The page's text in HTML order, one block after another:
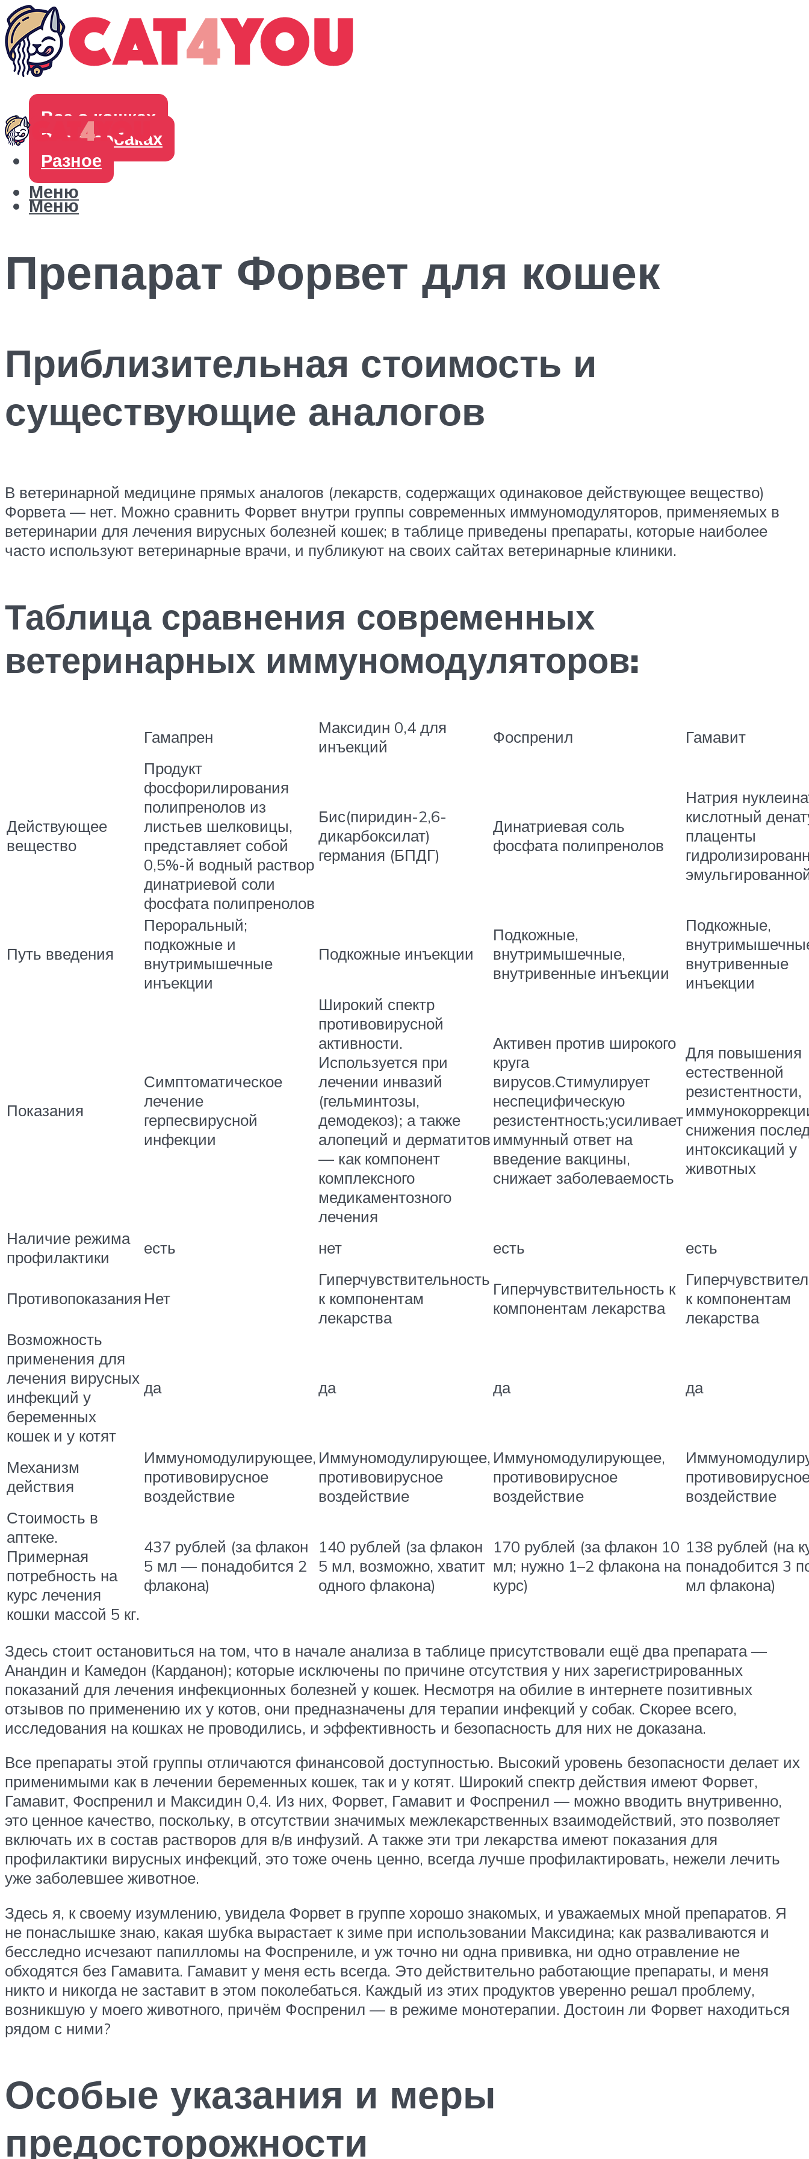
Все о кошках
Все о собаках
Разное
Меню
Меню
Препарат Форвет для кошек
Приблизительная стоимость и
существующие аналогов
В ветеринарной медицине прямых аналогов (лекарств, содержащих одинаковое действующее вещество)
Форвета — нет. Можно сравнить Форвет внутри группы современных иммуномодуляторов, применяемых в
ветеринарии для лечения вирусных болезней кошек; в таблице приведены препараты, которые наиболее
часто используют ветеринарные врачи, и публикуют на своих сайтах ветеринарные клиники.
Таблица сравнения современных
ветеринарных иммуномодуляторов:
Гамапрен
Максидин 0,4 для
инъекций
Фоспренил Гамавит
Действующее
вещество
Продукт
фосфорилирования
полипренолов из
листьев шелковицы,
представляет собой
0,5%-й водный раствор
динатриевой соли
фосфата полипренолов
Бис(пиридин-2,6-
дикарбоксилат)
германия (БПДГ)
Динатриевая соль
фосфата полипренолов
Натрия
кислотный
плаценты
Путь введения
Пероральный;
подкожные и
внутримышечные
инъекции
Подкожные инъекции
Подкожные,
внутримышечные,
внутривенные инъекции
Подкожные,
внутривенные
инъекции
Показания
Симптоматическое
лечение
герпесвирусной
инфекции
Широкий спектр
противовирусной
активности.
Используется при
лечении инвазий
(гельминтозы,
демодекоз); а также
алопеций и дерматитов
— как компонент
комплексного
медикаментозного
лечения
Активен против широкого
круга
вирусов.Стимулирует
неспецифическую
резистентность;усиливает
иммунный ответ на
введение вакцины,
снижает заболеваемость
Для повышения
естественной
резистентности,
снижения
интоксикаций у
животных
Наличие режима
профилактики
есть нет есть есть
Противопоказания Нет
Гиперчувствительность
к компонентам
лекарства
Гиперчувствительность к
компонентам лекарства
к компонентам
лекарства
Возможность
применения для
лечения вирусных
инфекций у
беременных
кошек и у котят
да да да да
Механизм
действия
Иммуномодулирующее,
противовирусное
воздействие
Иммуномодулирующее,
противовирусное
воздействие
Иммуномодулирующее,
противовирусное
воздействие
воздействие
Стоимость в
аптеке.
Примерная
потребность на
курс лечения
кошки массой 5 кг.
437 рублей (за флакон
5 мл — понадобится 2
флакона)
140 рублей (за флакон
5 мл, возможно, хватит
одного флакона)
170 рублей (за флакон 10
мл; нужно 1–2 флакона на
курс)
138 рублей (на
понадобится 3
мл флакона)
Здесь стоит остановиться на том, что в начале анализа в таблице присутствовали ещё два препарата —
Анандин и Камедон (Карданон); которые исключены по причине отсутствия у них зарегистрированных
показаний для лечения инфекционных болезней у кошек. Несмотря на обилие в интернете позитивных
отзывов по применению их у котов, они предназначены для терапии инфекций у собак. Скорее всего,
исследования на кошках не проводились, и эффективность и безопасность для них не доказана.
Все препараты этой группы отличаются финансовой доступностью. Высокий уровень безопасности делает их
применимыми как в лечении беременных кошек, так и у котят. Широкий спектр действия имеют Форвет,
Гамавит, Фоспренил и Максидин 0,4. Из них, Форвет, Гамавит и Фоспренил — можно вводить внутривенно,
это ценное качество, поскольку, в отсутствии значимых межлекарственных взаимодействий, это позволяет
включать их в состав растворов для в/в инфузий. А также эти три лекарства имеют показания для
профилактики вирусных инфекций, это тоже очень ценно, всегда лучше профилактировать, нежели лечить
уже заболевшее животное.
Здесь я, к своему изумлению, увидела Форвет в группе хорошо знакомых, и уважаемых мной препаратов. Я
не понаслышке знаю, какая шубка вырастает к зиме при использовании Максидина; как разваливаются и
бесследно исчезают папилломы на Фоспрениле, и уж точно ни одна прививка, ни одно отравление не
обходятся без Гамавита. Гамавит у меня есть всегда. Это действительно работающие препараты, и меня
никто и никогда не заставит в этом поколебаться. Каждый из этих продуктов уверенно решал проблему,
возникшую у моего животного, причём Фоспренил — в режиме монотерапии. Достоин ли Форвет находиться
рядом с ними?
Особые указания и меры
предосторожности